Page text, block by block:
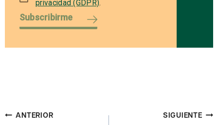
privacidad (GDPR).
Subscribirme
Navegación
ANTERIOR SIGUIENTE